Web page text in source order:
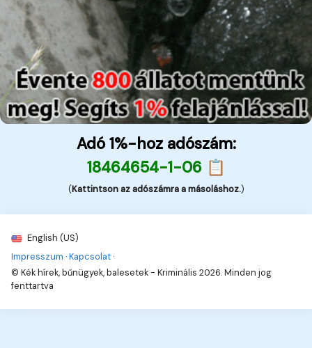
Adó 1%-hoz adószám:
18464654-1-06 📋
(Kattintson az adószámra a másoláshoz.)
English (US)
Impresszum ·Kapcsolat ·
© Kék hírek, bűnügyek, balesetek - Kriminális 2026. Minden jog
fenttartva